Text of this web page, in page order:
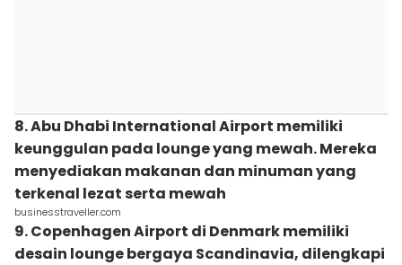
8. Abu Dhabi International Airport memiliki
keunggulan pada lounge yang mewah. Mereka
menyediakan makanan dan minuman yang
terkenal lezat serta mewah
businesstraveller.com
9. Copenhagen Airport di Denmark memiliki
desain lounge bergaya Scandinavia, dilengkapi